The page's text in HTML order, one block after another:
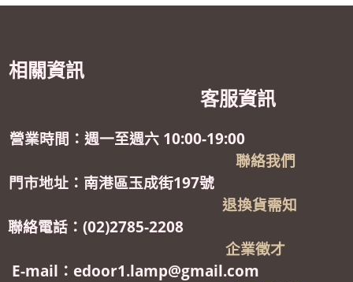
相關資訊
客服資訊
營業時間：週一至週六 10:00-19:00
聯絡我們
門市地址：南港區玉成街197號
退換貨需知
聯絡電話：(02)2785-2208
企業徵才
E-mail：edoor1.lamp@gmail.com